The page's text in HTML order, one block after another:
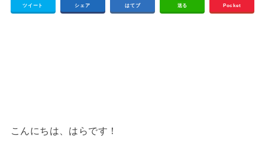
ツイート シェア はてブ 送る Pocket
こんにちは、はらです！